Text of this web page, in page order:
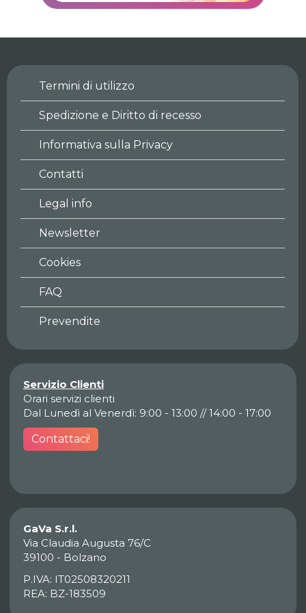
Termini di utilizzo
Spedizione e Diritto di recesso
Informativa sulla Privacy
Contatti
Legal info
Newsletter
Cookies
FAQ
Prevendite
Servizio Clienti
Orari servizi clienti
Dal Lunedì al Venerdì: 9:00 - 13:00 // 14:00 - 17:00
Contattaci!
GaVa S.r.l.
Via Claudia Augusta 76/C
39100 - Bolzano
P.IVA: IT02508320211
REA: BZ-183509